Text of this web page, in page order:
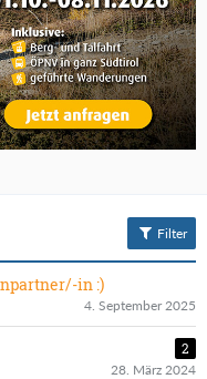
Filter
in :)
4. September 2025
2
28. März 2024